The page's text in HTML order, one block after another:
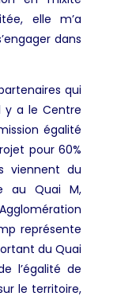
elle m’a
dans
qui
y a le Centre
égalité
pour 60%
viennent du
au Quai M,
représente
du Quai
l’égalité de
le territoire,